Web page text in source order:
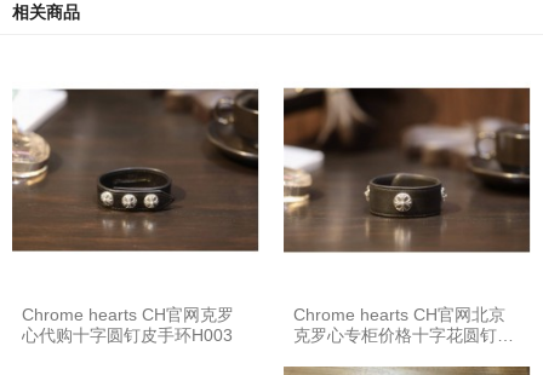
相关商品
Chrome hearts CH官网克罗
心代购十字圆钉皮手环H003
Chrome hearts CH官网北京
克罗心专柜价格十字花圆钉皮